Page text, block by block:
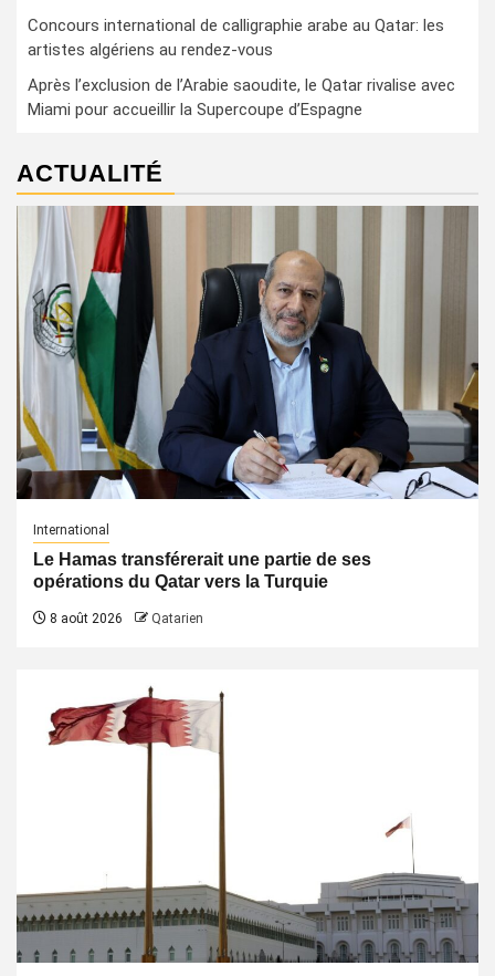
Concours international de calligraphie arabe au Qatar: les
artistes algériens au rendez-vous
Après l’exclusion de l’Arabie saoudite, le Qatar rivalise avec
Miami pour accueillir la Supercoupe d’Espagne
ACTUALITÉ
International
Le Hamas transférerait une partie de ses
opérations du Qatar vers la Turquie
8 août 2026 Qatarien